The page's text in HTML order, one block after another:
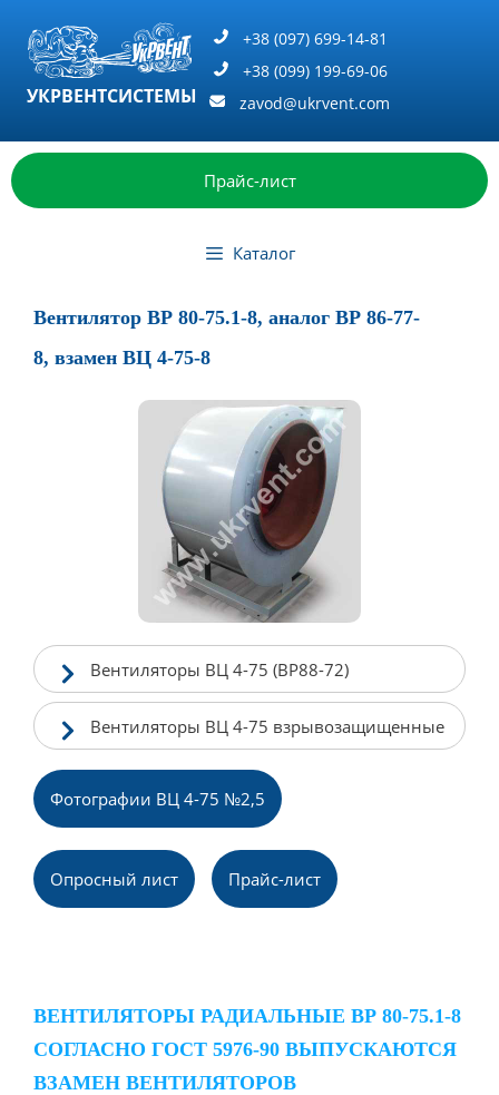
содержимому
УКРВЕНТСИСТЕМЫ
+38 (097) 699-14-81
+38 (099) 199-69-06
zavod@ukrvent.com
Прайс-лист
Каталог
Вентилятор ВР 80-75.1-8, аналог ВР 86-77-
8, взамен ВЦ 4-75-8
Вентиляторы ВЦ 4-75 (ВР88-72)
Вентиляторы ВЦ 4-75 взрывозащищенные
Фотографии ВЦ 4-75 №2,5
Опросный лист Прайс-лист
ВЕНТИЛЯТОРЫ РАДИАЛЬНЫЕ ВР 80-75.1-8
СОГЛАСНО ГОСТ 5976-90 ВЫПУСКАЮТСЯ
ВЗАМЕН ВЕНТИЛЯТОРОВ